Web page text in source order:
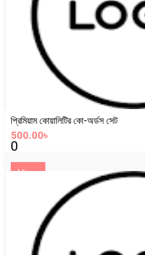
প্রিমিয়াম কোয়ালিটির কো-অর্ডস সেট
500.00৳
0
View